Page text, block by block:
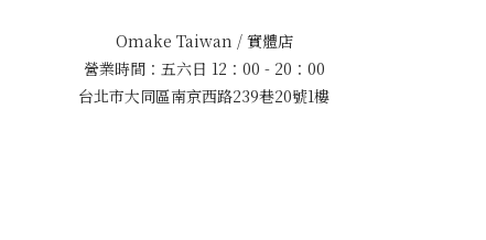
Omake Taiwan / 實體店
營業時間：五六日 12：00 - 20：00
台北市大同區南京西路239巷20號1樓